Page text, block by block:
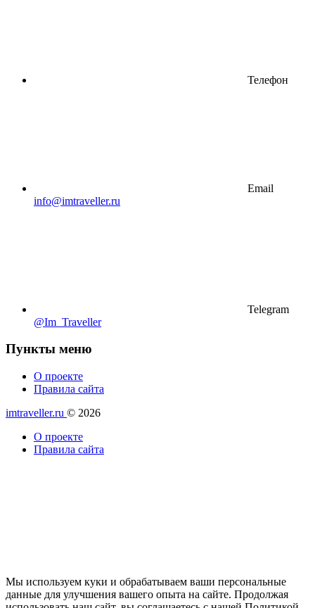
Телефон
Email
info@imtraveller.ru
Telegram
@Im_Traveller
Пункты меню
О проекте
Правила сайта
imtraveller.ru © 2026
О проекте
Правила сайта
Мы используем куки и обрабатываем ваши персональные
данные для улучшения вашего опыта на сайте. Продолжая